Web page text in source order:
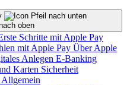
Schritte mit Apple Pay
mit Apple Pay Über Apple
Anlegen E-Banking
Karten Sicherheit
Allgemein